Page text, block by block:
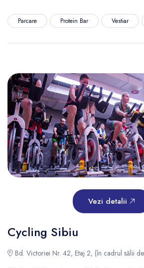
Parcare Protein Bar Vestiar
Vezi detalii
Cycling Sibiu
Bd. Victoriei Nr. 42, Etaj 2, (în cadrul sălii